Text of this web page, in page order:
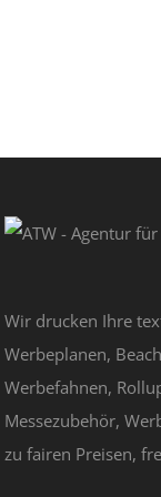
Wir drucken Ihre
Werbeplanen,
Werbefahnen,
Messezubehör,
zu fairen Preisen,